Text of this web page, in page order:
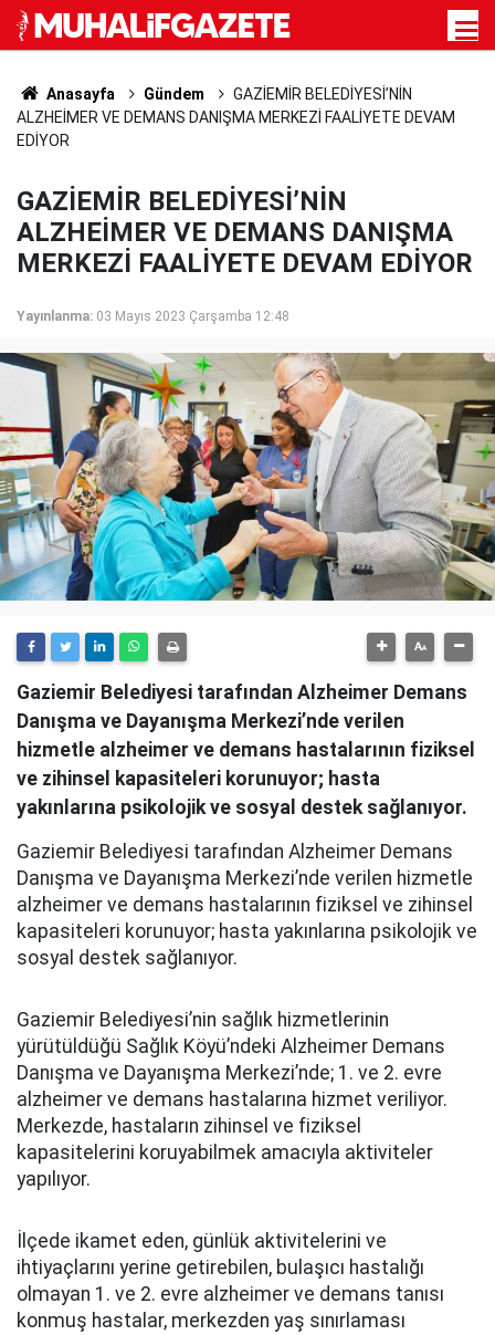
Anasayfa Gündem
GAZİEMİR BELEDİYESİ’NİN
ALZHEİMER VE DEMANS DANIŞMA MERKEZİ FAALİYETE DEVAM
EDİYOR
GAZİEMİR BELEDİYESİ’NİN
ALZHEİMER VE DEMANS DANIŞMA
MERKEZİ FAALİYETE DEVAM EDİYOR
Yayınlanma: 03 Mayıs 2023 Çarşamba 12:48
Gaziemir Belediyesi tarafından Alzheimer Demans
Danışma ve Dayanışma Merkezi’nde verilen
hizmetle alzheimer ve demans hastalarının fiziksel
ve zihinsel kapasiteleri korunuyor; hasta
yakınlarına psikolojik ve sosyal destek sağlanıyor.
Gaziemir Belediyesi tarafından Alzheimer Demans
Danışma ve Dayanışma Merkezi’nde verilen hizmetle
alzheimer ve demans hastalarının fiziksel ve zihinsel
kapasiteleri korunuyor; hasta yakınlarına psikolojik ve
sosyal destek sağlanıyor.
Gaziemir Belediyesi’nin sağlık hizmetlerinin
yürütüldüğü Sağlık Köyü’ndeki Alzheimer Demans
Danışma ve Dayanışma Merkezi’nde; 1. ve 2. evre
alzheimer ve demans hastalarına hizmet veriliyor.
Merkezde, hastaların zihinsel ve fiziksel
kapasitelerini koruyabilmek amacıyla aktiviteler
yapılıyor.
İlçede ikamet eden, günlük aktivitelerini ve
ihtiyaçlarını yerine getirebilen, bulaşıcı hastalığı
olmayan 1. ve 2. evre alzheimer ve demans tanısı
konmuş hastalar, merkezden yaş sınırlaması